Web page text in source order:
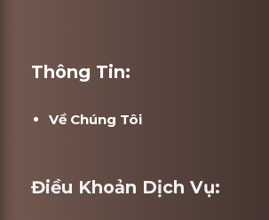
Thông Tin:
Về Chúng Tôi
Điều Khoản Dịch Vụ: